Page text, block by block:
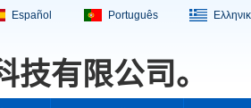
技有限公司。
Español Português